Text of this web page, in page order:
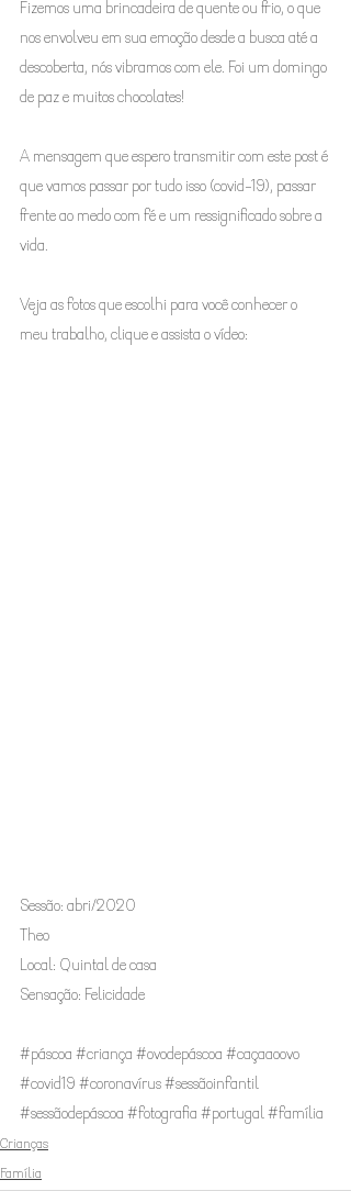
Fizemos uma brincadeira de quente ou frio, o que
nos envolveu em sua emoção desde a busca até a
descoberta, nós vibramos com ele. Foi um domingo
de paz e muitos chocolates!
A mensagem que espero transmitir com este post é
que vamos passar por tudo isso (covid-19), passar
frente ao medo com fé e um ressignificado sobre a
vida.
Veja as fotos que escolhi para você conhecer o
meu trabalho, clique e assista o vídeo:
Sessão: abri/2020
Theo
Local: Quintal de casa
Sensação: Felicidade
#páscoa #criança #ovodepáscoa #caçaaoovo
#covid19 #coronavírus#sessãoinfantil
#sessãodepáscoa #fotografia #portugal#família
Crianças
Família